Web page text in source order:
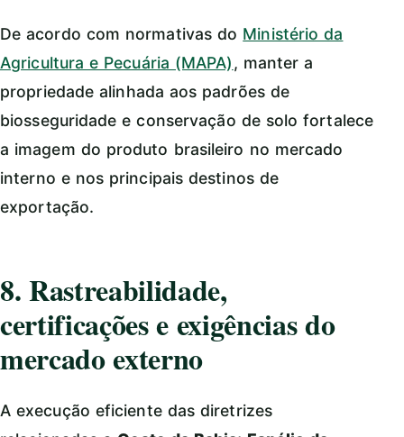
De acordo com normativas do Ministério da
Agricultura e Pecuária (MAPA), manter a
propriedade alinhada aos padrões de
biosseguridade e conservação de solo fortalece
a imagem do produto brasileiro no mercado
interno e nos principais destinos de
exportação.
8. Rastreabilidade,
certificações e exigências do
mercado externo
A execução eficiente das diretrizes